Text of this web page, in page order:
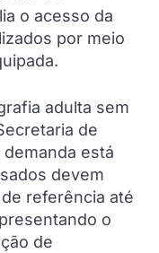
o acesso da
por meio
adulta sem
de
está
devem
referência até
o
de